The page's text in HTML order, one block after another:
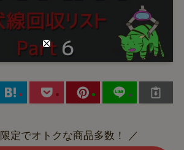
定でオトクな商品多数！ ／